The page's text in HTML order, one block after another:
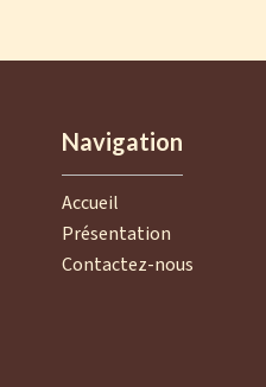
Navigation
Accueil
Présentation
Contactez-nous